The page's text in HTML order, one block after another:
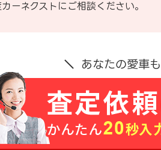
ーネクストにご相談ください。
あなたの愛車も